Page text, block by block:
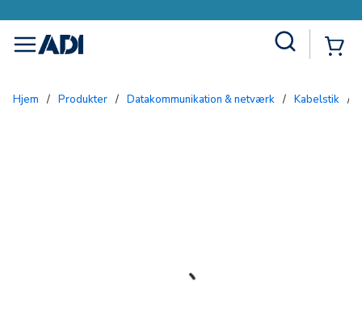
menu
Hjem / Produkter / Datakommunikation & netværk / Kabelstik /